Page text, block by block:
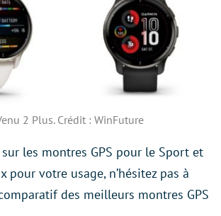
2 Plus. Crédit : WinFuture
les montres GPS pour le Sport et
pour votre usage, n’hésitez pas à
des meilleurs montres GPS